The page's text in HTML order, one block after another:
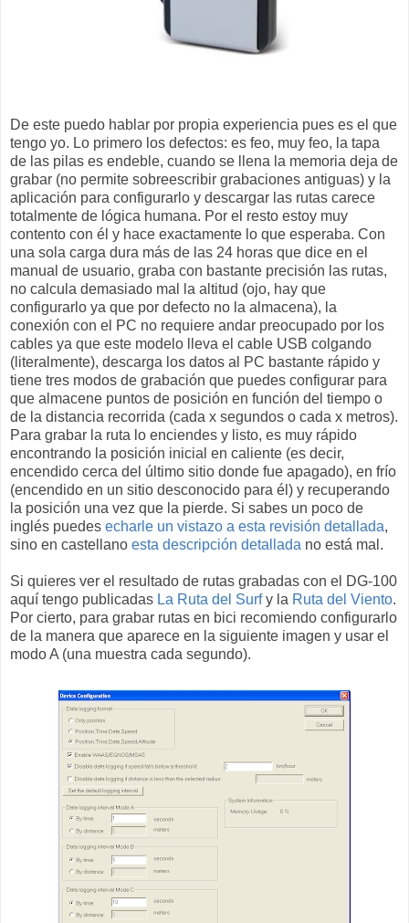
De este puedo hablar por propia experiencia pues es el que
tengo yo. Lo primero los defectos: es feo, muy feo, la tapa
de las pilas es endeble, cuando se llena la memoria deja de
grabar (no permite sobreescribir grabaciones antiguas) y la
aplicación para configurarlo y descargar las rutas carece
totalmente de lógica humana. Por el resto estoy muy
contento con él y hace exactamente lo que esperaba. Con
una sola carga dura más de las 24 horas que dice en el
manual de usuario, graba con bastante precisión las rutas,
no calcula demasiado mal la altitud (ojo, hay que
configurarlo ya que por defecto no la almacena), la
conexión con el PC no requiere andar preocupado por los
cables ya que este modelo lleva el cable USB colgando
(literalmente), descarga los datos al PC bastante rápido y
tiene tres modos de grabación que puedes configurar para
que almacene puntos de posición en función del tiempo o
de la distancia recorrida (cada x segundos o cada x metros).
Para grabar la ruta lo enciendes y listo, es muy rápido
encontrando la posición inicial en caliente (es decir,
encendido cerca del último sitio donde fue apagado), en frío
(encendido en un sitio desconocido para él) y recuperando
la posición una vez que la pierde. Si sabes un poco de
inglés puedes echarle un vistazo a esta revisión detallada,
sino en castellano esta descripción detallada no está mal.
Si quieres ver el resultado de rutas grabadas con el DG-100
aquí tengo publicadas La Ruta del Surfy la Ruta del Viento.
Por cierto, para grabar rutas en bici recomiendo configurarlo
de la manera que aparece en la siguiente imagen y usar el
modo A (una muestra cada segundo).